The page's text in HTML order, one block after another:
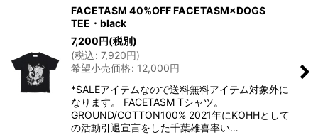
FACETASM 40%OFF FACETASM×DOGS
TEE・black
7,200円(税別)
(税込: 7,920円)
希望小売価格: 12,000円
*SALEアイテムなので送料無料アイテム対象外に
なります。 FACETASM Tシャツ。
GROUND/COTTON100% 2021年にKOHHとして
の活動引退宣言をした千葉雄喜率い…